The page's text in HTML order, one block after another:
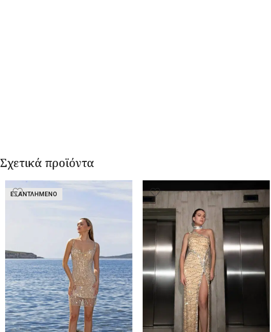
Σχετικά προϊόντα
ΕΞΑΝΤΛΗΜΈΝΟ